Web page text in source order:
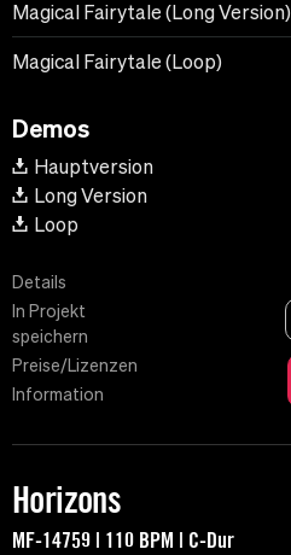
Magical Fairytale (Long Version)
Magical Fairytale (Loop)
Demos
Hauptversion
Long Version
Loop
Details
In Projekt
speichern
Preise/Lizenzen
Information
Horizons
MF-14759 | 110 BPM | C-Dur